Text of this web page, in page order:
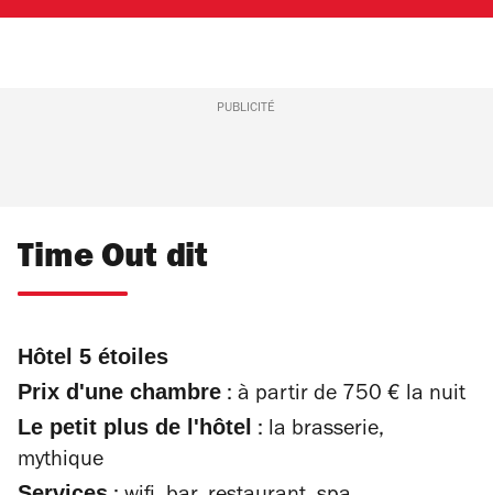
PUBLICITÉ
Time Out dit
Hôtel 5 étoiles
Prix d'une chambre : à partir de 750 € la nuit
Le petit plus de l'hôtel : la brasserie,
mythique